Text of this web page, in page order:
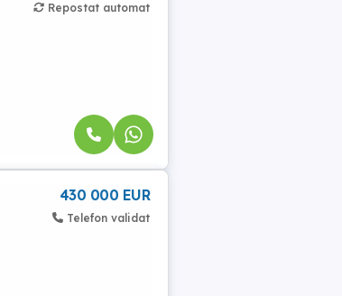
Repostat automat
430 000 EUR
Telefon validat